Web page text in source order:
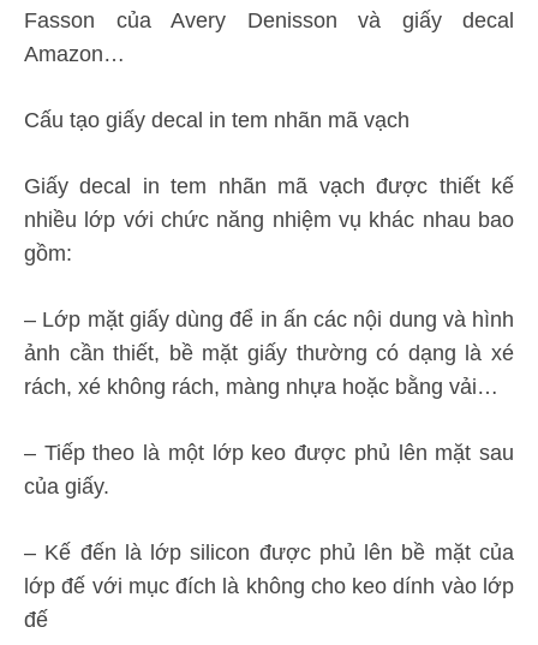
Fasson của Avery Denisson và giấy decal
Amazon…
Cấu tạo giấy decal in tem nhãn mã vạch
Giấy decal in tem nhãn mã vạch được thiết kế
nhiều lớp với chức năng nhiệm vụ khác nhau bao
gồm:
– Lớp mặt giấy dùng để in ấn các nội dung và hình
ảnh cần thiết, bề mặt giấy thường có dạng là xé
rách, xé không rách, màng nhựa hoặc bằng vải…
– Tiếp theo là một lớp keo được phủ lên mặt sau
của giấy.
– Kế đến là lớp silicon được phủ lên bề mặt của
lớp đế với mục đích là không cho keo dính vào lớp
đế